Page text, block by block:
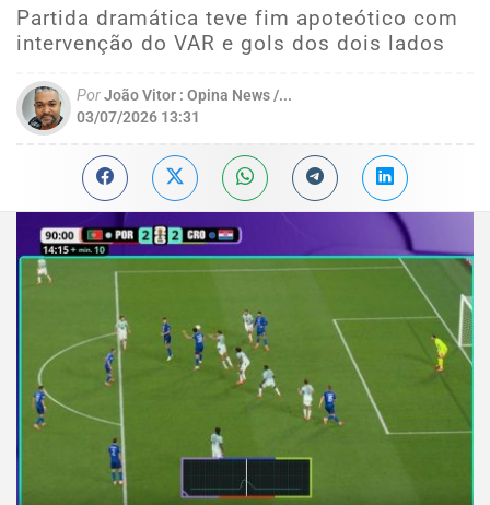
Partida dramática teve fim apoteótico com
intervenção do VAR e gols dos dois lados
PorJoão Vitor : Opina News /...
03/07/2026 13:31